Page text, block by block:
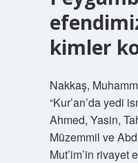
kimler
Nakkaş,
“Kur’an’da yedi
Ahmed, Yasin,
Müzemmil ve
Mut’im’in rivayet